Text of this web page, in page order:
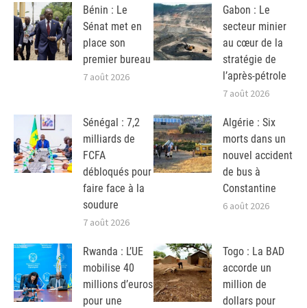
Bénin : Le
Sénat met en
place son
premier bureau
7 août 2026
Gabon : Le
secteur minier
au cœur de la
stratégie de
l’après-pétrole
7 août 2026
Sénégal : 7,2
milliards de
FCFA
débloqués pour
faire face à la
soudure
7 août 2026
Algérie : Six
morts dans un
nouvel accident
de bus à
Constantine
6 août 2026
Rwanda : L’UE
mobilise 40
millions d’euros
pour une
Togo : La BAD
accorde un
million de
dollars pour